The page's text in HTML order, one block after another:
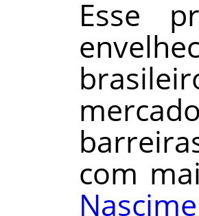
Esse
com